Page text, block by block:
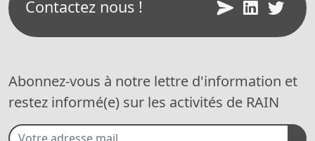
Contactez nous !
Abonnez-vous à notre lettre d'information et
restez informé(e) sur les activités de RAIN